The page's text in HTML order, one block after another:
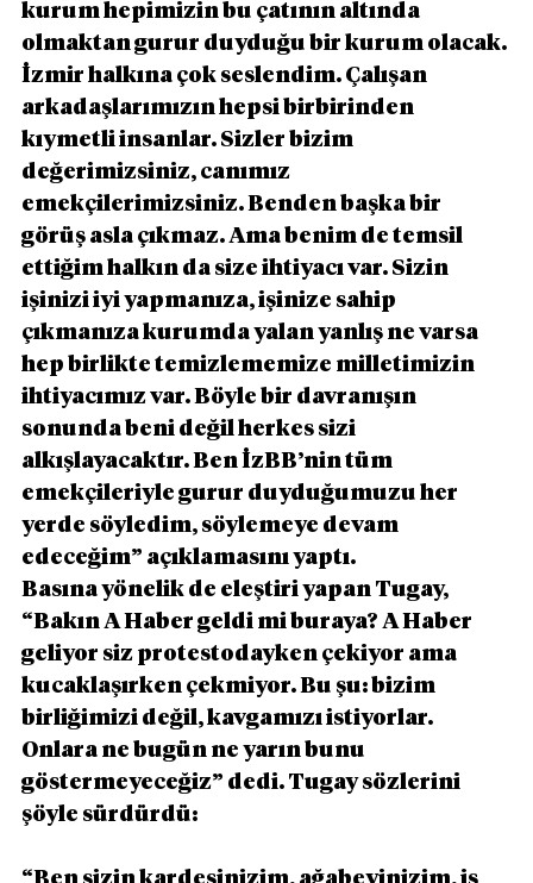
kurum hepimizin bu çatının altında
olmaktan gurur duyduğu bir kurum olacak.
İzmir halkına çok seslendim. Çalışan
arkadaşlarımızın hepsi birbirinden
kıymetli insanlar. Sizler bizim
değerimizsiniz, canımız
emekçilerimizsiniz. Benden başka bir
görüş asla çıkmaz. Ama benim de temsil
ettiğim halkın da size ihtiyacı var. Sizin
işinizi iyi yapmanıza, işinize sahip
çıkmanıza kurumda yalan yanlış ne varsa
hep birlikte temizlememize milletimizin
ihtiyacımız var. Böyle bir davranışın
sonunda beni değil herkes sizi
alkışlayacaktır. Ben İzBB’nin tüm
emekçileriyle gurur duyduğumuzu her
yerde söyledim, söylemeye devam
edeceğim” açıklamasını yaptı.
Basına yönelik de eleştiri yapan Tugay,
“Bakın A Haber geldi mi buraya? A Haber
geliyor siz protestodayken çekiyor ama
kucaklaşırken çekmiyor. Bu şu: bizim
birliğimizi değil, kavgamızı istiyorlar.
Onlara ne bugün ne yarın bunu
göstermeyeceğiz” dedi. Tugay sözlerini
şöyle sürdürdü: